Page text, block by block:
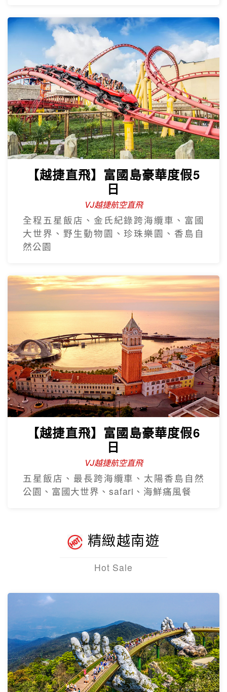
【越捷直飛】富國島豪華度假5
日
VJ越捷航空直飛
全程五星飯店、金氏紀錄跨海纜車、富國
大世界、野生動物園、珍珠樂園、香島自
然公園
【越捷直飛】富國島豪華度假6
日
VJ越捷航空直飛
五星飯店、最長跨海纜車、太陽香島自然
公園、富國大世界、safari、海鮮痛風餐
精緻越南遊
Hot Sale
【越捷航空】經典峴港中越雙城
5日